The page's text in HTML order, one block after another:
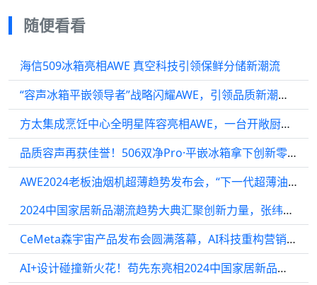
随便看看
海信509冰箱亮相AWE 真空科技引领保鲜分储新潮流
“容声冰箱平嵌领导者”战略闪耀AWE，引领品质新潮流 容声平嵌系列产品亮相AWE，打造养鲜...
方太集成烹饪中心全明星阵容亮相AWE，一台开敞厨房新境
品质容声再获佳誉！506双净Pro·平嵌冰箱拿下创新零售大奖
AWE2024老板油烟机超薄趋势发布会，“下一代超薄油烟机”重磅来袭
2024中国家居新品潮流趋势大典汇聚创新力量，张纬再现宋韵之美！
CeMeta森宇宙产品发布会圆满落幕，AI科技重构营销生产力
AI+设计碰撞新火花！苟先东亮相2024中国家居新品潮流趋势大典